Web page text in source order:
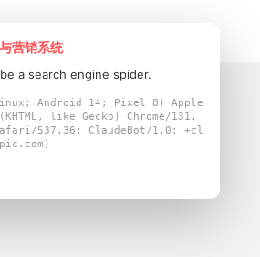
营销系统
a search engine spider.
Android 14; Pixel 8) Apple
like Gecko) Chrome/131.
537.36; ClaudeBot/1.0; +cl